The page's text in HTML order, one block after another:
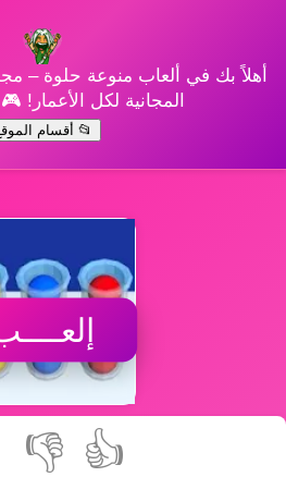
أهلاً بك في ألعاب منوعة حلوة –
المجانية لكل الأعمار!
📂 أقسام
👍
👎